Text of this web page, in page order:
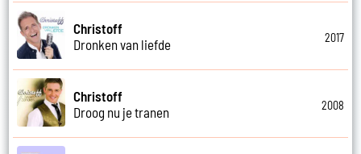
Christoff
Dronken van liefde
2017
Christoff
Droog nu je tranen
2008